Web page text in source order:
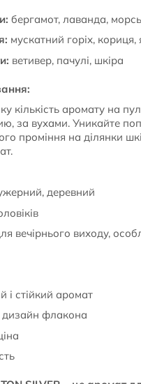
бергамот, лаванда,
мускатний горіх, кориця,
ветивер, пачулі, шкіра
кількість аромату на
за вухами. Уникайте
проміння на ділянки
деревний
вечірнього виходу,
стійкий аромат
дизайн флакона